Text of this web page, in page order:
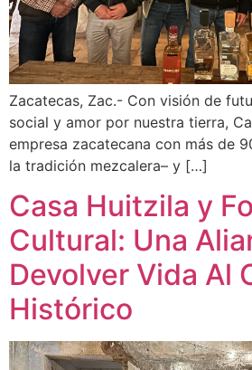
Zacatecas, Zac.- Con visión de
social y amor por nuestra tierra,
empresa zacatecana con más de
la tradición mezcalera– y […]
Casa Huitzila y
Cultural: Una
Devolver Vida Al
Histórico